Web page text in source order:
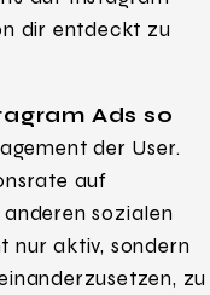
dir entdeckt zu
Ads so
der User.
auf
sozialen
nur aktiv, sondern
zu